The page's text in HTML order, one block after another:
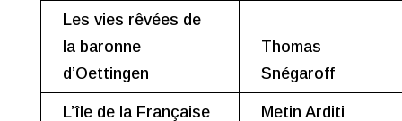
Les vies rêvées de
la baronne
d’Oettingen
Thomas
Snégaroff
L’île de la Française Metin Arditi